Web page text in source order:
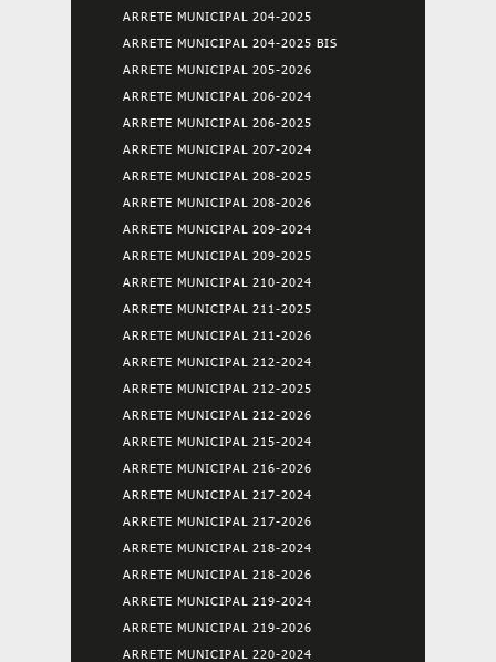
ARRETE MUNICIPAL 204-2025
ARRETE MUNICIPAL 204-2025 BIS
ARRETE MUNICIPAL 205-2026
ARRETE MUNICIPAL 206-2024
ARRETE MUNICIPAL 206-2025
ARRETE MUNICIPAL 207-2024
ARRETE MUNICIPAL 208-2025
ARRETE MUNICIPAL 208-2026
ARRETE MUNICIPAL 209-2024
ARRETE MUNICIPAL 209-2025
ARRETE MUNICIPAL 210-2024
ARRETE MUNICIPAL 211-2025
ARRETE MUNICIPAL 211-2026
ARRETE MUNICIPAL 212-2024
ARRETE MUNICIPAL 212-2025
ARRETE MUNICIPAL 212-2026
ARRETE MUNICIPAL 215-2024
ARRETE MUNICIPAL 216-2026
ARRETE MUNICIPAL 217-2024
ARRETE MUNICIPAL 217-2026
ARRETE MUNICIPAL 218-2024
ARRETE MUNICIPAL 218-2026
ARRETE MUNICIPAL 219-2024
ARRETE MUNICIPAL 219-2026
ARRETE MUNICIPAL 220-2024